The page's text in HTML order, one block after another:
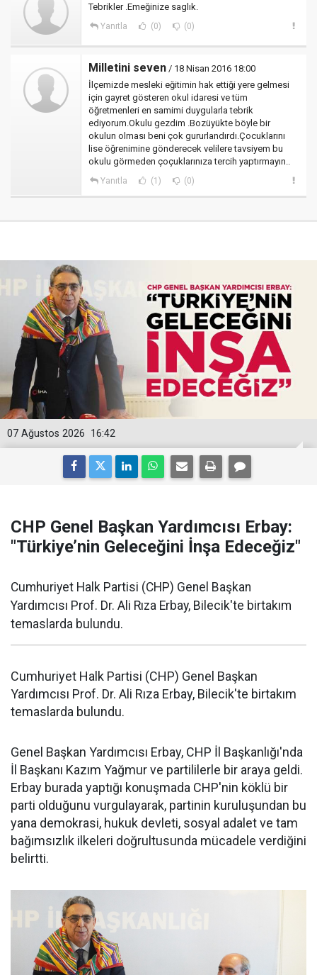
Tebrikler .Emeğinize saglık.
Yanıtla (0) (0)
Milletini seven / 18 Nisan 2016 18:00
İlçemizde mesleki eğitimin hak ettiği yere gelmesi
için gayret gösteren okul idaresi ve tüm
öğretmenleri en samimi duygularla tebrik
ediyorum.Okulu gezdim .Bozüyükte böyle bir
okulun olması beni çok gururlandırdı.Çocuklarını
lise öğrenimine gönderecek velilere tavsiyem bu
okulu görmeden çoçuklarınıza tercih yaptırmayın..
Yanıtla (1) (0)
16:42
07 Ağustos 2026
CHP Genel Başkan Yardımcısı Erbay:
"Türkiye’nin Geleceğini İnşa Edeceğiz"
Cumhuriyet Halk Partisi (CHP) Genel Başkan
Yardımcısı Prof. Dr. Ali Rıza Erbay, Bilecik'te birtakım
temaslarda bulundu.
Cumhuriyet Halk Partisi (CHP) Genel Başkan
Yardımcısı Prof. Dr. Ali Rıza Erbay, Bilecik'te birtakım
temaslarda bulundu.
Genel Başkan Yardımcısı Erbay, CHP İl Başkanlığı'nda
İl Başkanı Kazım Yağmur ve partililerle bir araya geldi.
Erbay burada yaptığı konuşmada CHP'nin köklü bir
parti olduğunu vurgulayarak, partinin kuruluşundan bu
yana demokrasi, hukuk devleti, sosyal adalet ve tam
bağımsızlık ilkeleri doğrultusunda mücadele verdiğini
belirtti.